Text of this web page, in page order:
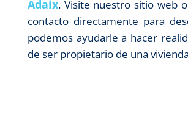
Adaix. Visite nuestro sitio web
contacto directamente para
podemos ayudarle a hacer
de ser propietario de una